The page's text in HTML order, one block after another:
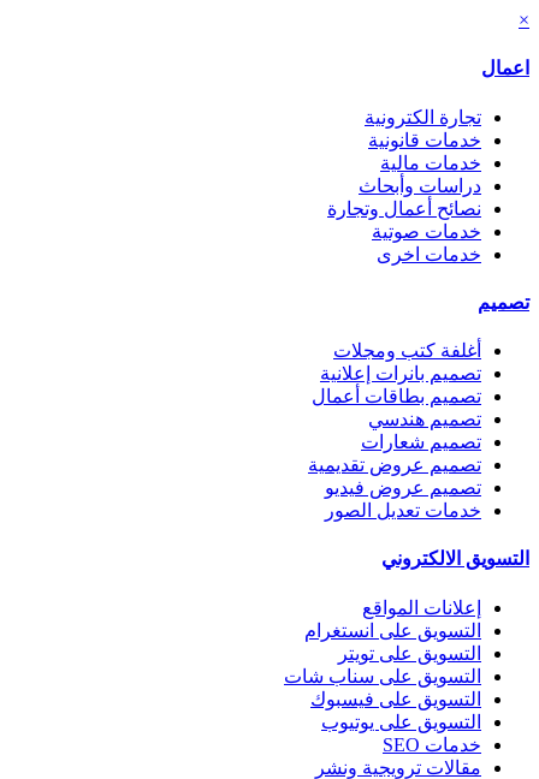
×
اعمال
تجارة الكترونية
خدمات قانونية
خدمات مالية
دراسات وأبحاث
نصائح أعمال وتجارة
خدمات صوتية
خدمات اخرى
تصميم
أغلفة كتب ومجلات
تصميم بانرات إعلانية
تصميم بطاقات أعمال
تصميم هندسي
تصميم شعارات
تصميم عروض تقديمية
تصميم عروض فيديو
خدمات تعديل الصور
التسويق الالكتروني
إعلانات المواقع
التسويق على انستغرام
التسويق على تويتر
التسويق على سناب شات
التسويق على فيسبوك
التسويق على يوتيوب
خدمات SEO
مقالات ترويجية ونشر